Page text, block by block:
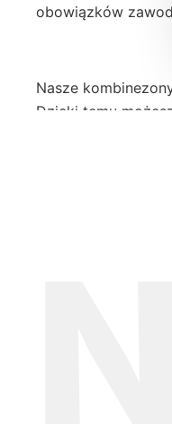
obowiązków
Nasze
Dzięki temu
Kombinezony
zapewniają nie
względu na
ruchów i komfort